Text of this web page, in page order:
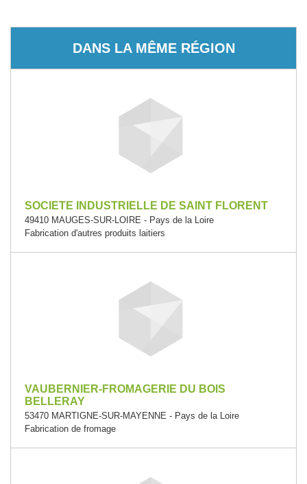
DANS LA MÊME RÉGION
SOCIETE INDUSTRIELLE DE SAINT FLORENT
49410 MAUGES-SUR-LOIRE - Pays de la Loire
Fabrication d'autres produits laitiers
VAUBERNIER-FROMAGERIE DU BOIS
BELLERAY
53470 MARTIGNE-SUR-MAYENNE - Pays de la Loire
Fabrication de fromage